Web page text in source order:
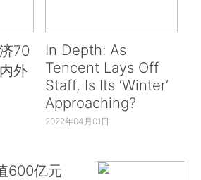
70
外
In Depth: As
Tencent Lays Off
Staff, Is Its ‘Winter’
Approaching?
2022年04月01日
600亿元